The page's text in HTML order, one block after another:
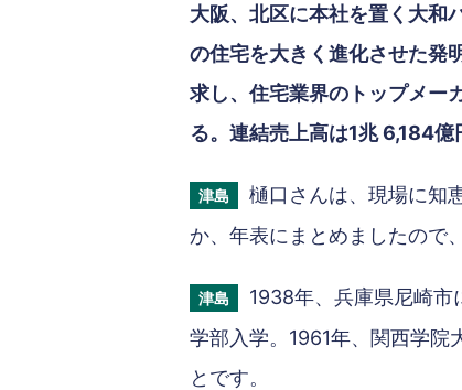
大阪、北区に本社を置く大和
の住宅を大きく進化させた発
求し、住宅業界のトップメー
る。連結売上高は1兆 6,184億
津島
樋口さんは、現場に知
か、年表にまとめましたので
津島
1938年、兵庫県尼崎
学部入学。1961年、関西学院
とです。